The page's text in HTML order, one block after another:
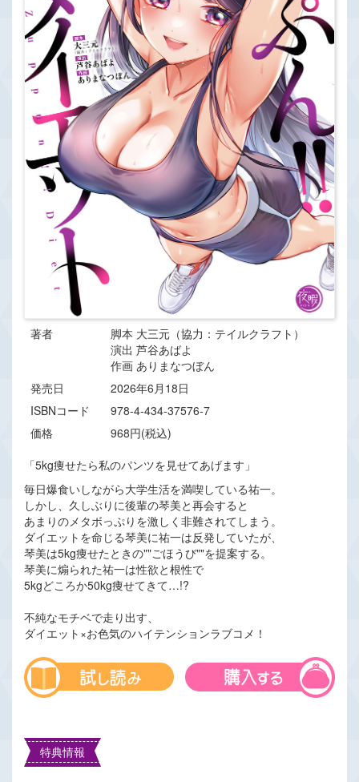
著者
脚本 大三元（協力：テイルクラフト）
演出 芦谷あばよ
作画 ありまなつぼん
発売日
2026年6月18日
ISBNコード
978-4-434-37576-7
価格
968円(税込)
「5kg痩せたら私のパンツを見せてあげます」
毎日爆食いしながら大学生活を満喫している祐一。
しかし、久しぶりに後輩の琴美と再会すると
あまりのメタボっぷりを激しく非難されてしまう。
ダイエットを命じる琴美に祐一は反発していたが、
琴美は5kg痩せたときの""ごほうび""を提案する。
琴美に煽られた祐一は性欲と根性で
5kgどころか50kg痩せてきて…!?
不純なモチベで走り出す、
ダイエット×お色気のハイテンションラブコメ！
特典情報